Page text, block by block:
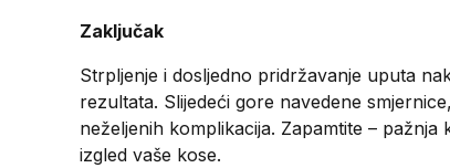
Zaključak
Strpljenje i dosljedno pridržavanje uputa
rezultata. Slijedeći gore navedene
neželjenih komplikacija. Zapamtite –
izgled vaše kose.